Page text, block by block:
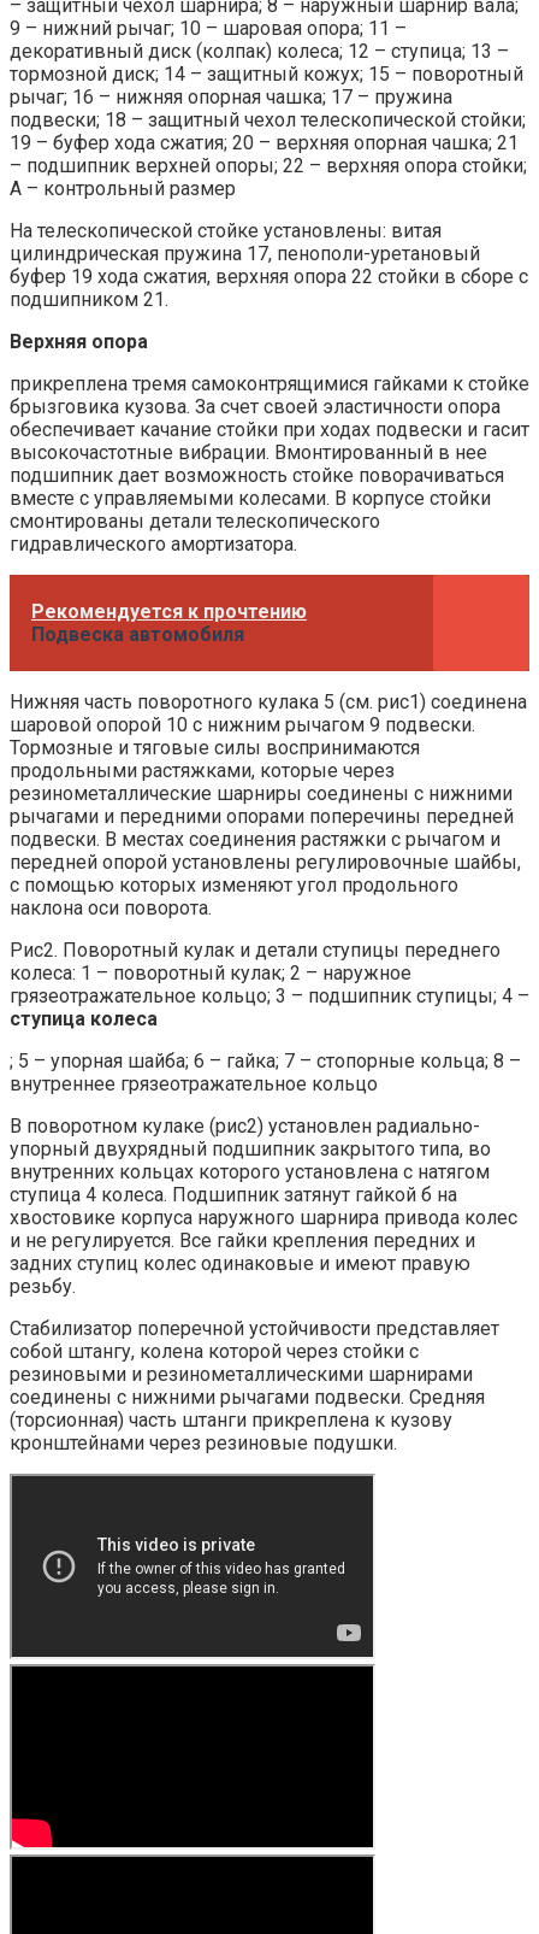
– защитный чехол шарнира; 8 – наружный шарнир вала;
9 – нижний рычаг; 10 – шаровая опора; 11 –
декоративный диск (колпак) колеса; 12 – ступица; 13 –
тормозной диск; 14 – защитный кожух; 15 – поворотный
рычаг; 16 – нижняя опорная чашка; 17 – пружина
подвески; 18 – защитный чехол телескопической стойки;
19 – буфер хода сжатия; 20 – верхняя опорная чашка; 21
– подшипник верхней опоры; 22 – верхняя опора стойки;
А – контрольный размер
На телескопической стойке установлены: витая
цилиндрическая пружина 17, пенополи-уретановый
буфер 19 хода сжатия, верхняя опора 22 стойки в сборе с
подшипником 21.
Верхняя опора
прикреплена тремя самоконтрящимися гайками к стойке
брызговика кузова. За счет своей эластичности опора
обеспечивает качание стойки при ходах подвески и гасит
высокочастотные вибрации. Вмонтированный в нее
подшипник дает возможность стойке поворачиваться
вместе с управляемыми колесами. В корпусе стойки
смонтированы детали телескопического
гидравлического амортизатора.
Рекомендуется к прочтению
Подвеска автомобиля
Нижняя часть поворотного кулака 5 (см. рис1) соединена
шаровой опорой 10 с нижним рычагом 9 подвески.
Тормозные и тяговые силы воспринимаются
продольными растяжками, которые через
резинометаллические шарниры соединены с нижними
рычагами и передними опорами поперечины передней
подвески. В местах соединения растяжки с рычагом и
передней опорой установлены регулировочные шайбы,
с помощью которых изменяют угол продольного
наклона оси поворота.
Рис2. Поворотный кулак и детали ступицы переднего
колеса: 1 – поворотный кулак; 2 – наружное
грязеотражательное кольцо; 3 – подшипник ступицы; 4 –
ступица колеса
; 5 – упорная шайба; 6 – гайка; 7 – стопорные кольца; 8 –
внутреннее грязеотражательное кольцо
В поворотном кулаке (рис2) установлен радиально-
упорный двухрядный подшипник закрытого типа, во
внутренних кольцах которого установлена с натягом
ступица 4 колеса. Подшипник затянут гайкой б на
хвостовике корпуса наружного шарнира привода колес
и не регулируется. Все гайки крепления передних и
задних ступиц колес одинаковые и имеют правую
резьбу.
Стабилизатор поперечной устойчивости представляет
собой штангу, колена которой через стойки с
резиновыми и резинометаллическими шарнирами
соединены с нижними рычагами подвески. Средняя
(торсионная) часть штанги прикреплена к кузову
кронштейнами через резиновые подушки.